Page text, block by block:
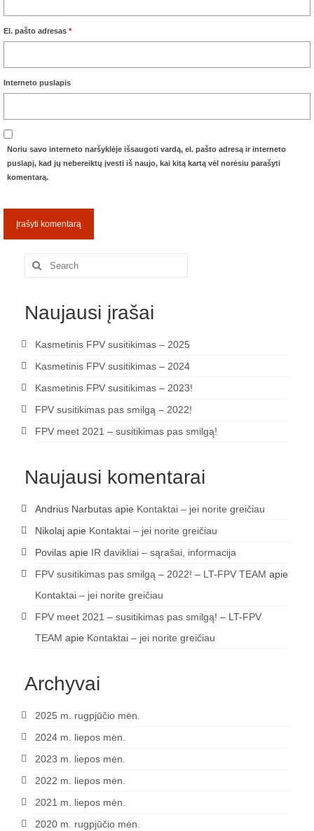
2017 antros lėktuvų lenktynės
Trasa
2017-2 lėktuvų lenktynių media
Žiemos angaras (2016-2017)
English
El. pašto adresas *
Interneto puslapis
Noriu savo interneto naršyklėje išsaugoti vardą, el. pašto adresą ir interneto
puslapį, kad jų nebereiktų įvesti iš naujo, kai kitą kartą vėl norėsiu parašyti
komentarą.
Search
for:
Naujausi įrašai
Kasmetinis FPV susitikimas – 2025
Kasmetinis FPV susitikimas – 2024
Kasmetinis FPV susitikimas – 2023!
FPV susitikimas pas smilgą – 2022!
FPV meet 2021 – susitikimas pas smilgą!
Naujausi komentarai
Andrius Narbutas apie Kontaktai – jei norite greičiau
Nikolaj apie Kontaktai – jei norite greičiau
Povilas apie IR davikliai – sąrašai, informacija
FPV susitikimas pas smilgą – 2022! – LT-FPV TEAM apie
Kontaktai – jei norite greičiau
FPV meet 2021 – susitikimas pas smilgą! – LT-FPV
TEAM apie Kontaktai – jei norite greičiau
Archyvai
2025 m. rugpjūčio mėn.
2024 m. liepos mėn.
2023 m. liepos mėn.
2022 m. liepos mėn.
2021 m. liepos mėn.
2020 m. rugpjūčio mėn.